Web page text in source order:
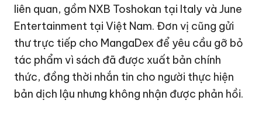
liên quan, gồm NXB Toshokan tại Italy và June
Entertainment tại Việt Nam. Đơn vị cũng gửi
thư trực tiếp cho MangaDex để yêu cầu gỡ bỏ
tác phẩm vì sách đã được xuất bản chính
thức, đồng thời nhắn tin cho người thực hiện
bản dịch lậu nhưng không nhận được phản hồi.